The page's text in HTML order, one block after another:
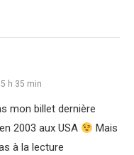
h 35 min
mon billet dernière
2003 aux USA
Mais
à la lecture